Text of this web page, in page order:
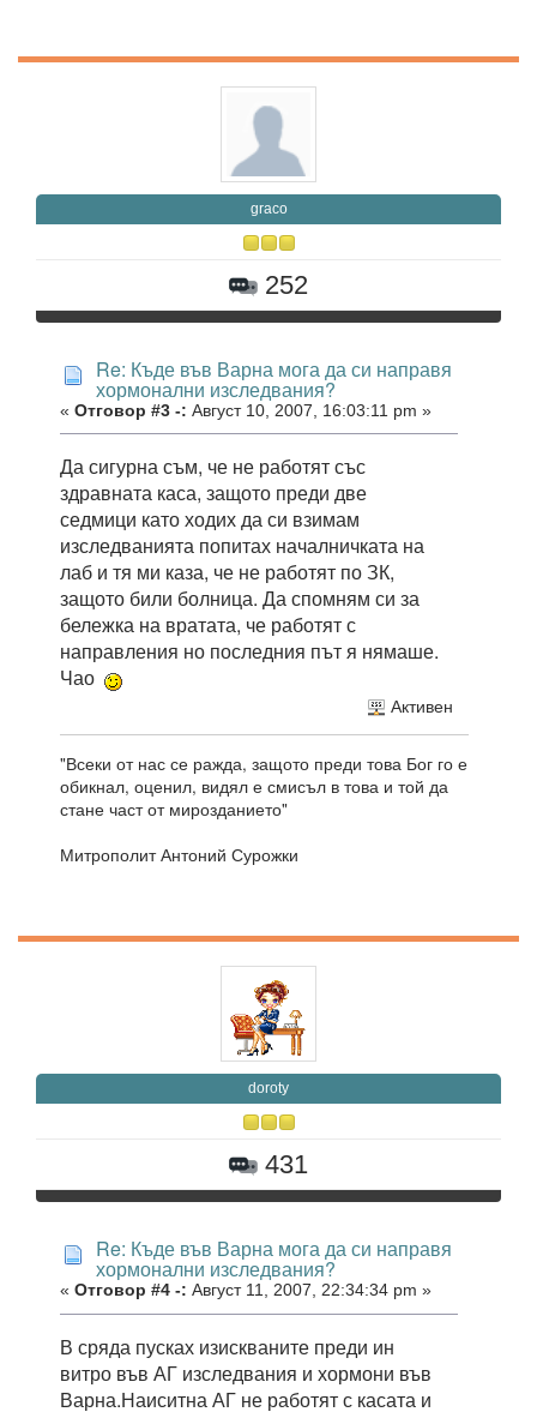
graco
252
Re: Къде във Варна мога да си направя
хормонални изследвания?
« Отговор #3 -: Август 10, 2007, 16:03:11 pm »
Да сигурна съм, че не работят със
здравната каса, защото преди две
седмици като ходих да си взимам
изследванията попитах началничката на
лаб и тя ми каза, че не работят по ЗК,
защото били болница. Да спомням си за
бележка на вратата, че работят с
направления но последния път я нямаше.
Чао
Активен
"Всеки от нас се ражда, защото преди това Бог го е
обикнал, оценил, видял е смисъл в това и той да
стане част от мирозданието"
Митрополит Антоний Сурожки
doroty
431
Re: Къде във Варна мога да си направя
хормонални изследвания?
« Отговор #4 -: Август 11, 2007, 22:34:34 pm »
В сряда пусках изискваните преди ин
витро във АГ изследвания и хормони във
Варна.Наиситна АГ не работят с касата и